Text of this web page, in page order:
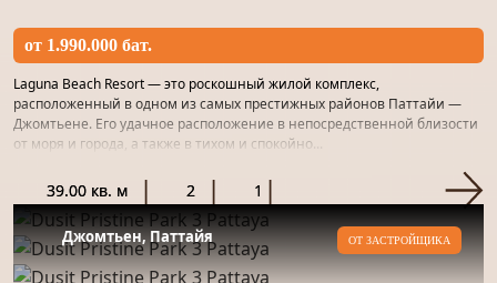
от 1.990.000 бат.
Laguna Beach Resort — это роскошный жилой комплекс,
расположенный в одном из самых престижных районов Паттайи —
Джомтьене. Его удачное расположение в непосредственной близости
от моря и города, а также в тихом и спокойно...
39.00 кв. м 2 1
Джомтьен, Паттайя ОТ ЗАСТРОЙЩИКА